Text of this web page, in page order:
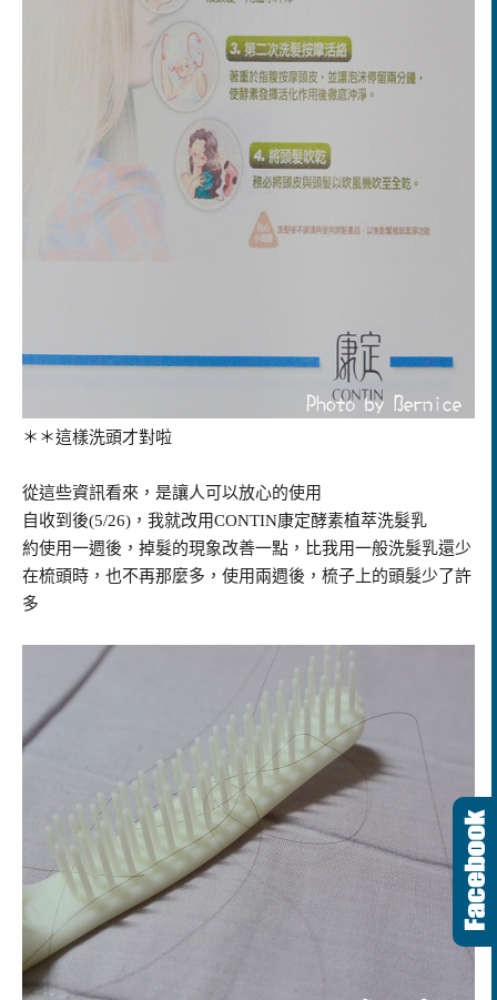
＊＊這樣洗頭才對啦
從這些資訊看來，是讓人可以放心的使用
自收到後(5/26)，我就改用CONTIN康定酵素植萃洗髮乳
約使用一週後，掉髮的現象改善一點，比我用一般洗髮乳還少
在梳頭時，也不再那麼多，使用兩週後，梳子上的頭髮少了許
多